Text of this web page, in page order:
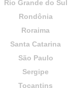
Rio Grande do Sul
Rondônia
Roraima
Santa Catarina
São Paulo
Sergipe
Tocantins